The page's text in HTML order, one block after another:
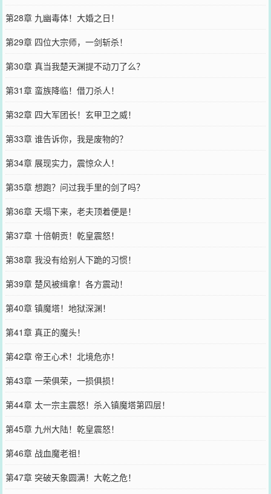
第28章 九幽毒体！大婚之日！
第29章 四位大宗师，一剑斩杀！
第30章 真当我楚天渊提不动刀了么？
第31章 蛮族降临！借刀杀人！
第32章 四大军团长！玄甲卫之威！
第33章 谁告诉你，我是废物的？
第34章 展现实力，震惊众人！
第35章 想跑？问过我手里的剑了吗？
第36章 天塌下来，老夫顶着便是！
第37章 十倍朝贡！乾皇震怒！
第38章 我没有给别人下跪的习惯！
第39章 楚风被缉拿！各方震动！
第40章 镇魔塔！地狱深渊！
第41章 真正的魔头！
第42章 帝王心术！北境危亦！
第43章 一荣俱荣，一损俱损！
第44章 太一宗主震怒！杀入镇魔塔第四层！
第45章 九州大陆！乾皇震怒！
第46章 战血魔老祖！
第47章 突破天象圆满！大乾之危！